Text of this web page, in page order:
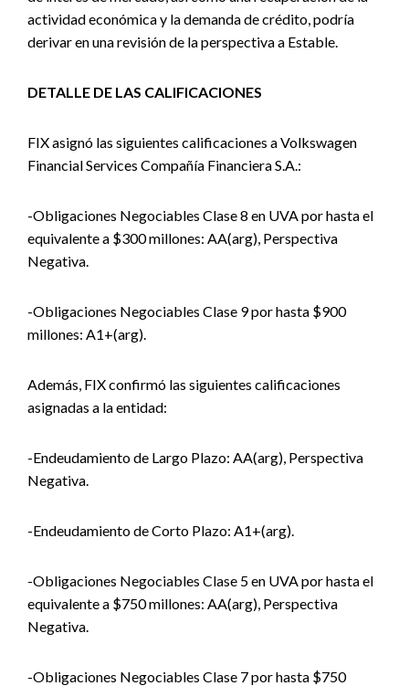
actividad económica y la demanda de crédito, podría
derivar en una revisión de la perspectiva a Estable.
DETALLE DE LAS CALIFICACIONES
FIX asignó las siguientes calificaciones a Volkswagen
Financial Services Compañía Financiera S.A.:
-Obligaciones Negociables Clase 8 en UVA por hasta el
equivalente a $300 millones: AA(arg), Perspectiva
Negativa.
-Obligaciones Negociables Clase 9 por hasta $900
millones: A1+(arg).
Además, FIX confirmó las siguientes calificaciones
asignadas a la entidad:
-Endeudamiento de Largo Plazo: AA(arg), Perspectiva
Negativa.
-Endeudamiento de Corto Plazo: A1+(arg).
-Obligaciones Negociables Clase 5 en UVA por hasta el
equivalente a $750 millones: AA(arg), Perspectiva
Negativa.
-Obligaciones Negociables Clase 7 por hasta $750